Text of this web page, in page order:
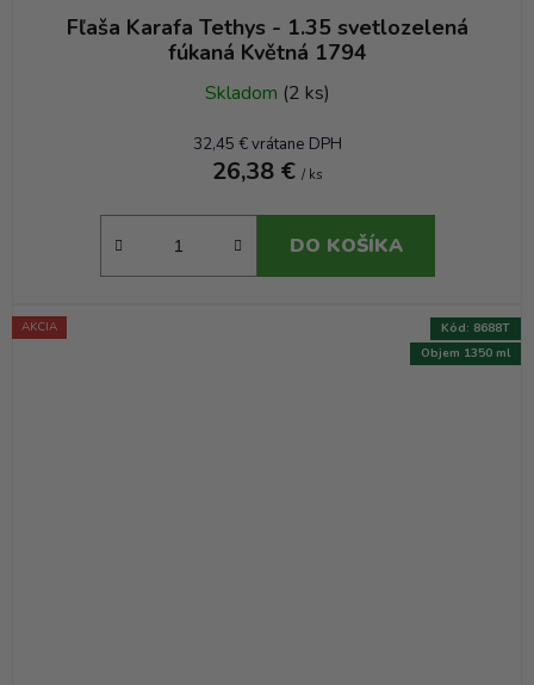
Fľaša Karafa Tethys - 1.35 svetlozelená
fúkaná Květná 1794
Skladom (2 ks)
32,45 € vrátane DPH
26,38 € / ks
DO KOŠÍKA
AKCIA
Objem 1350 ml
Kód: 8688T